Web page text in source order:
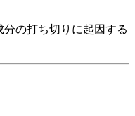
の打ち切りに起因する